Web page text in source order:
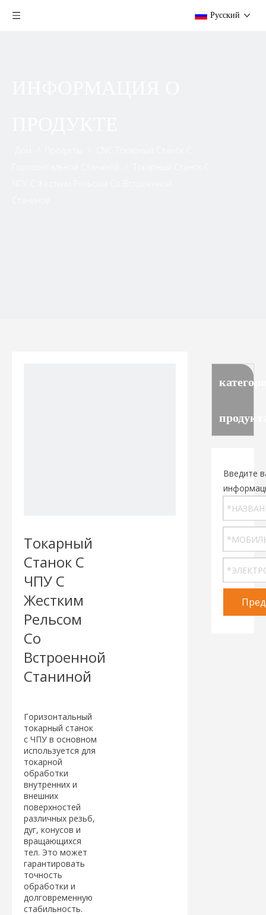
Pусский
Токарный
Станок С
ЧПУ С
Жестким
Рельсом
Со
Встроенной
Станиной
Горизонтальный
токарный станок
с ЧПУ в основном
используется для
токарной
обработки
внутренних и
внешних
поверхностей
различных резьб,
дуг, конусов и
вращающихся
тел. Это может
гарантировать
точность
обработки и
долговременную
стабильность.
Введите